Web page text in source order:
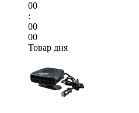
00
:
00
00
Товар дня